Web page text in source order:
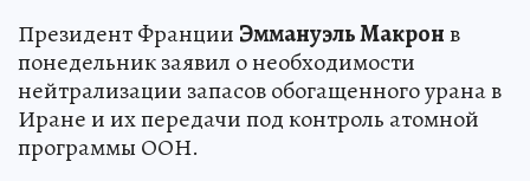
Президент Франции Эммануэль Макронв
понедельник заявил о необходимости
нейтрализации запасов обогащенного урана в
Иране и их передачи под контроль атомной
программы ООН.